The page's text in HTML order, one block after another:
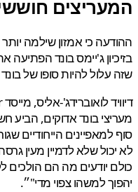
חוששים
כי אמזון שילמה יותר
ג'יימס בונד הפתיעה את
להיות סופו של בונד
בונד אדוקים, הביע חשש
הייחודיים
שלא לדמיין מעין גרסה
יודעים מה הם הולכים
למשהו צפוי מדי"״.